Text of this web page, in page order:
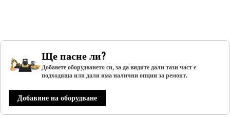
Ще пасне ли?
Добавете оборудването си, за да видите дали тази част е
подходяща или дали има налични опции за ремонт.
Добавяне на оборудване